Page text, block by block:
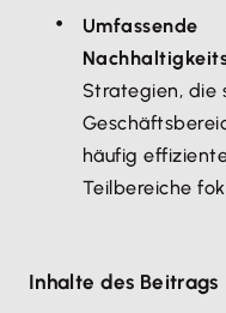
Umfassende
Strategien, die
häufig
Teilbereiche
Inhalte des Beitrags